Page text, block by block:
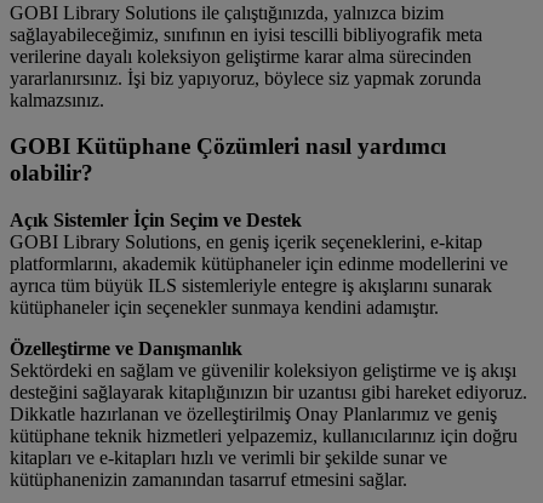
GOBI Library Solutions ile çalıştığınızda, yalnızca bizim
sağlayabileceğimiz, sınıfının en iyisi tescilli bibliyografik meta
verilerine dayalı koleksiyon geliştirme karar alma sürecinden
yararlanırsınız. İşi biz yapıyoruz, böylece siz yapmak zorunda
kalmazsınız.
GOBI Kütüphane Çözümleri nasıl yardımcı
olabilir?
Açık Sistemler İçin Seçim ve Destek
GOBI Library Solutions, en geniş içerik seçeneklerini, e-kitap
platformlarını, akademik kütüphaneler için edinme modellerini ve
ayrıca tüm büyük ILS sistemleriyle entegre iş akışlarını sunarak
kütüphaneler için seçenekler sunmaya kendini adamıştır.
Özelleştirme ve Danışmanlık
Sektördeki en sağlam ve güvenilir koleksiyon geliştirme ve iş akışı
desteğini sağlayarak kitaplığınızın bir uzantısı gibi hareket ediyoruz.
Dikkatle hazırlanan ve özelleştirilmiş Onay Planlarımız ve geniş
kütüphane teknik hizmetleri yelpazemiz, kullanıcılarınız için doğru
kitapları ve e-kitapları hızlı ve verimli bir şekilde sunar ve
kütüphanenizin zamanından tasarruf etmesini sağlar.